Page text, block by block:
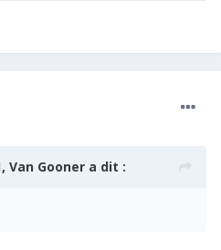
Van Gooner a dit :